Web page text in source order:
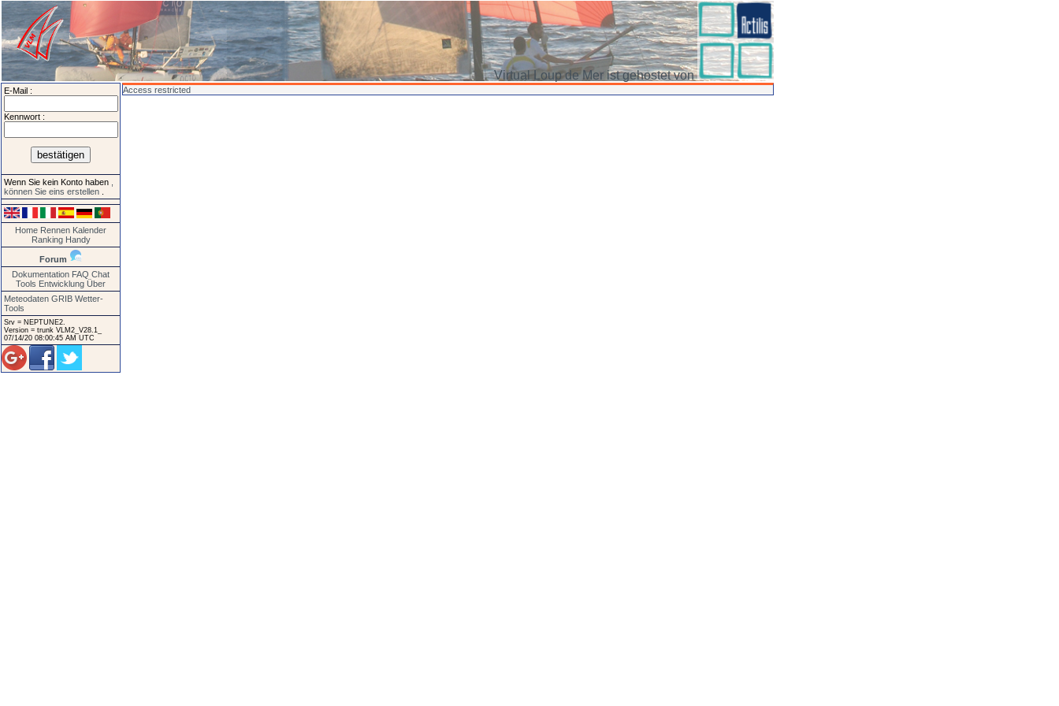
Virtual Loup de Mer ist gehostet von
E-Mail :
Kennwort :
Wenn Sie kein Konto haben
können Sie eins erstellen
Home Rennen Kalender
Ranking Handy
Forum
Dokumentation FAQ Chat
Tools Entwicklung Über
Meteodaten GRIB Wetter-
Tools
Srv = NEPTUNE2.
Version = trunk VLM2_V28.1_
07/14/20 08:00:45 AM UTC
Access restricted